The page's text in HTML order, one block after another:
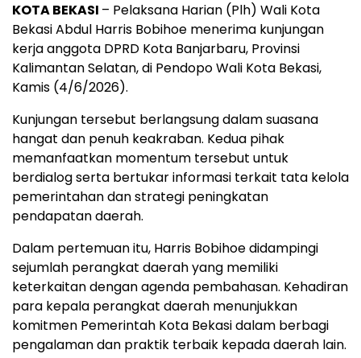
KOTA BEKASI – Pelaksana Harian (Plh) Wali Kota
Bekasi Abdul Harris Bobihoe menerima kunjungan
kerja anggota DPRD Kota Banjarbaru, Provinsi
Kalimantan Selatan, di Pendopo Wali Kota Bekasi,
Kamis (4/6/2026).
Kunjungan tersebut berlangsung dalam suasana
hangat dan penuh keakraban. Kedua pihak
memanfaatkan momentum tersebut untuk
berdialog serta bertukar informasi terkait tata kelola
pemerintahan dan strategi peningkatan
pendapatan daerah.
Dalam pertemuan itu, Harris Bobihoe didampingi
sejumlah perangkat daerah yang memiliki
keterkaitan dengan agenda pembahasan. Kehadiran
para kepala perangkat daerah menunjukkan
komitmen Pemerintah Kota Bekasi dalam berbagi
pengalaman dan praktik terbaik kepada daerah lain.